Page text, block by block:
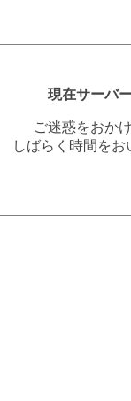
現在サーバ
ご迷惑をおか
しばらく時間を